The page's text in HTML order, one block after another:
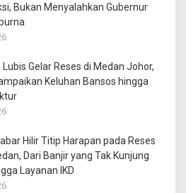
Bukan Menyalahkan Gubernur
Gelar Reses di Medan Johor,
Keluhan Bansos hingga
Hilir Titip Harapan pada Reses
Dari Banjir yang Tak Kunjung
Layanan IKD